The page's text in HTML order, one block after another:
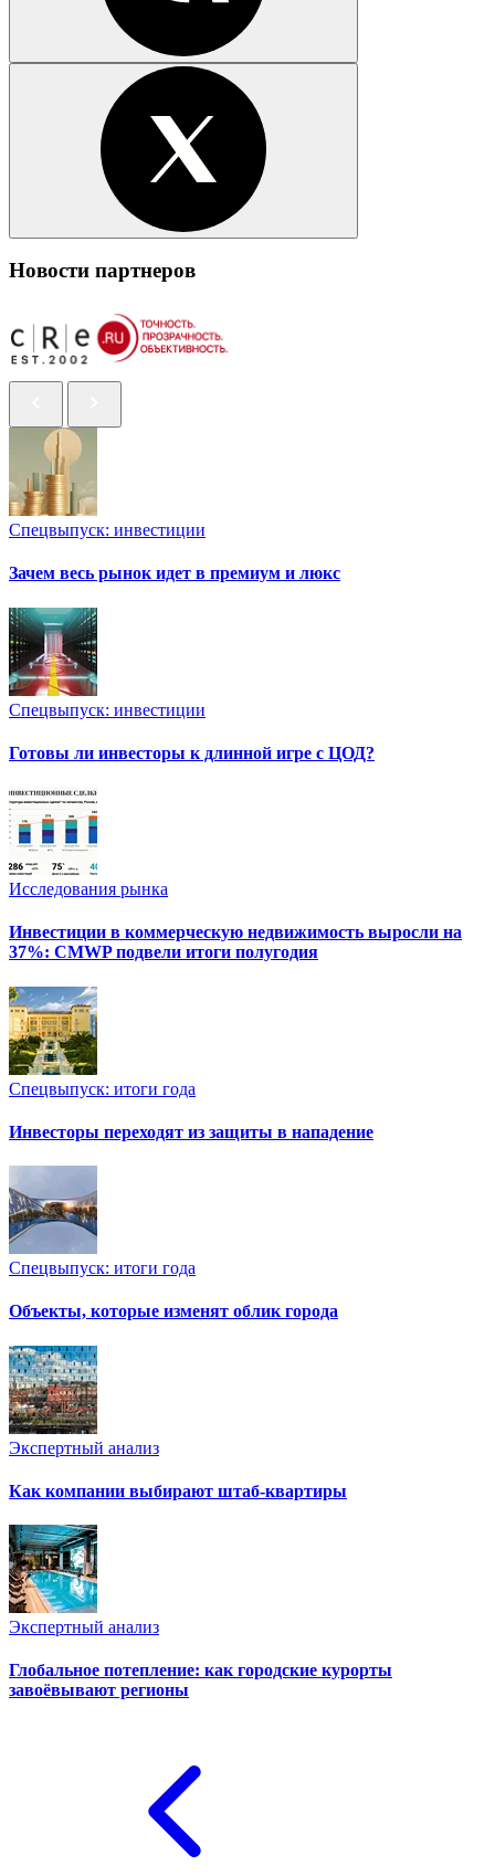
Новости партнеров
Спецвыпуск: инвестиции
Зачем весь рынок идет в премиум и люкс
Спецвыпуск: инвестиции
Готовы ли инвесторы к длинной игре с ЦОД?
Исследования рынка
Инвестиции в коммерческую недвижимость выросли на
37%: CMWP подвели итоги полугодия
Спецвыпуск: итоги года
Инвесторы переходят из защиты в нападение
Спецвыпуск: итоги года
Объекты, которые изменят облик города
Экспертный анализ
Как компании выбирают штаб-квартиры
Экспертный анализ
Глобальное потепление: как городские курорты
завоёвывают регионы